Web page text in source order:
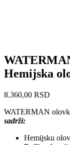
Hemijska
8.360,00 RSD
WATERMAN
sadrži:
Hemijsku